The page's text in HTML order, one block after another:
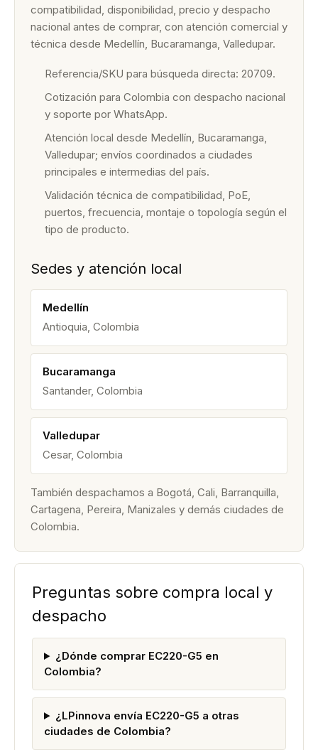
compatibilidad, disponibilidad, precio y despacho
nacional antes de comprar, con atención comercial y
técnica desde Medellín, Bucaramanga, Valledupar.
Referencia/SKU para búsqueda directa: 20709.
Cotización para Colombia con despacho nacional
y soporte por WhatsApp.
Atención local desde Medellín, Bucaramanga,
Valledupar; envíos coordinados a ciudades
principales e intermedias del país.
Validación técnica de compatibilidad, PoE,
puertos, frecuencia, montaje o topología según el
tipo de producto.
Sedes y atención local
Medellín
Antioquia, Colombia
Bucaramanga
Santander, Colombia
Valledupar
Cesar, Colombia
También despachamos a Bogotá, Cali, Barranquilla,
Cartagena, Pereira, Manizales y demás ciudades de
Colombia.
Preguntas sobre compra local y
despacho
¿Dónde comprar EC220-G5 en
Colombia?
¿LPinnova envía EC220-G5 a otras
ciudades de Colombia?